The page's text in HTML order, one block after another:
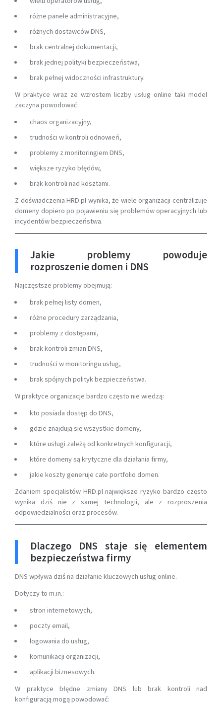
różne panele administracyjne,
różnych dostawców DNS,
brak centralnej dokumentacji,
brak jednej polityki bezpieczeństwa,
brak pełnej widoczności infrastruktury.
W praktyce wraz ze wzrostem liczby usług online taki model
zaczyna powodować:
chaos organizacyjny,
trudności w kontroli odnowień,
problemy z monitoringiem DNS,
większe ryzyko błędów,
brak kontroli nad kosztami.
Z doświadczenia HRD.pl wynika, że wiele organizacji centralizuje
domeny dopiero po pojawieniu się problemów operacyjnych lub
incydentów bezpieczeństwa.
Jakie problemy powoduje
rozproszenie domen i DNS
Najczęstsze problemy obejmują:
brak pełnej listy domen,
różne procedury zarządzania,
problemy z dostępami,
brak kontroli zmian DNS,
trudności w monitoringu usług,
brak spójnych polityk bezpieczeństwa.
W praktyce organizacje bardzo często nie wiedzą:
kto posiada dostęp do DNS,
gdzie znajdują się wszystkie domeny,
które usługi zależą od konkretnych konfiguracji,
które domeny są krytyczne dla działania firmy,
jakie koszty generuje całe portfolio domen.
Zdaniem specjalistów HRD.pl największe ryzyko bardzo często
wynika dziś nie z samej technologii, ale z rozproszenia
odpowiedzialności oraz procesów.
Dlaczego DNS staje się elementem
bezpieczeństwa firmy
DNS wpływa dziś na działanie kluczowych usług online.
Dotyczy to m.in.:
stron internetowych,
poczty email,
logowania do usług,
komunikacji organizacji,
aplikacji biznesowych.
W praktyce błędne zmiany DNS lub brak kontroli nad
konfiguracją mogą powodować: